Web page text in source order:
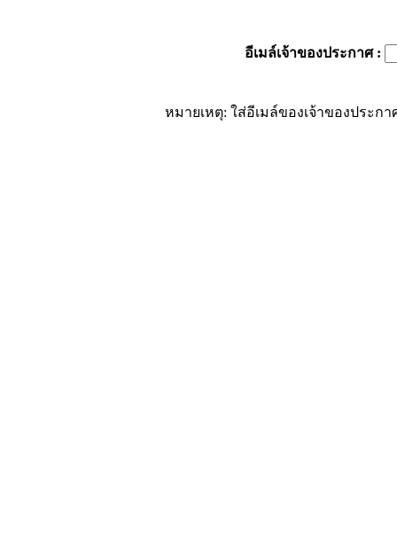
อีเมล์เจ้าของประกาศ:
หมายเหตุ: ใส่อีเมล์ของเจ้าของประก